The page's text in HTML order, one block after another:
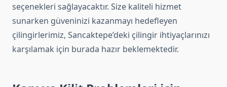
seçenekleri sağlayacaktır. Size kaliteli hizmet
sunarken güveninizi kazanmayı hedefleyen
çilingirlerimiz, Sancaktepe’deki çilingir ihtiyaçlarınızı
karşılamak için burada hazır beklemektedir.